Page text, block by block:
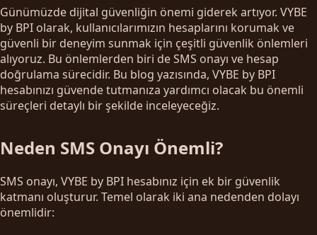
Günümüzde dijital güvenliğin önemi giderek artıyor. VYBE
by BPI olarak, kullanıcılarımızın hesaplarını korumak ve
güvenli bir deneyim sunmak için çeşitli güvenlik önlemleri
alıyoruz. Bu önlemlerden biri de SMS onayı ve hesap
doğrulama sürecidir. Bu blog yazısında, VYBE by BPI
hesabınızı güvende tutmanıza yardımcı olacak bu önemli
süreçleri detaylı bir şekilde inceleyeceğiz.
Neden SMS Onayı Önemli?
SMS onayı, VYBE by BPI hesabınız için ek bir güvenlik
katmanı oluşturur. Temel olarak iki ana nedenden dolayı
önemlidir: